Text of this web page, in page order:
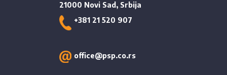
21000 Novi Sad, Srbija
+381 21 520 907
office@psp.co.rs